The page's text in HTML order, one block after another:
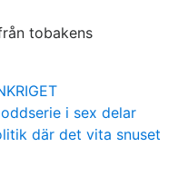
tobakens
i sex delar
där det vita snuset